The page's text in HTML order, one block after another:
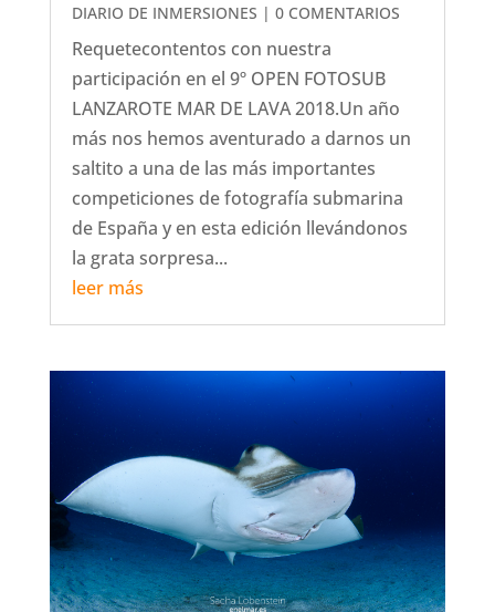
DIARIO DE INMERSIONES | 0 COMENTARIOS
Requetecontentos con nuestra
participación en el 9º OPEN FOTOSUB
LANZAROTE MAR DE LAVA 2018.Un año
más nos hemos aventurado a darnos un
saltito a una de las más importantes
competiciones de fotografía submarina
de España y en esta edición llevándonos
la grata sorpresa...
leer más